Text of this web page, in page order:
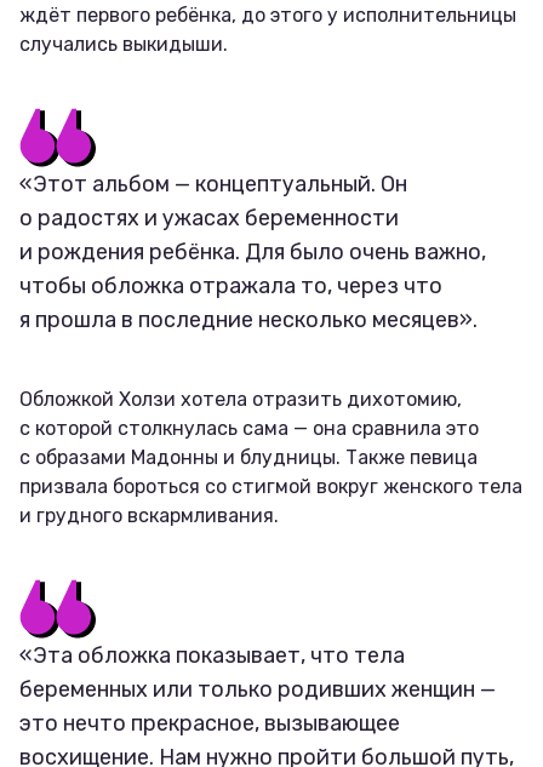
ждёт первого ребёнка, до этого у исполнительницы
случались выкидыши.
«Этот альбом — концептуальный. Он
о радостях и ужасах беременности
и рождения ребёнка. Для было очень важно,
чтобы обложка отражала то, через что
я прошла в последние несколько месяцев».
Обложкой Холзи хотела отразить дихотомию,
с которой столкнулась сама — она сравнила это
с образами Мадонны и блудницы. Также певица
призвала бороться со стигмой вокруг женского тела
и грудного вскармливания.
«Эта обложка показывает, что тела
беременных или только родивших женщин —
это нечто прекрасное, вызывающее
восхищение. Нам нужно пройти большой путь,